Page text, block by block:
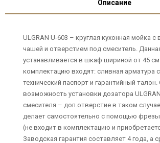
Описание
ULGRAN U-603 – круглая кухонная мойка с
чашей и отверстием под смеситель.
устанавливается в шкаф шириной от 45
комплектацию входят: сливная арматура
технический паспорт и гарантийный
возможность установки дозатора
смесителя – доп.отверстие в таком
делает самостоятельно с помощью
(не входит в комплектацию и
Заводская гарантия составляет 4 года, а